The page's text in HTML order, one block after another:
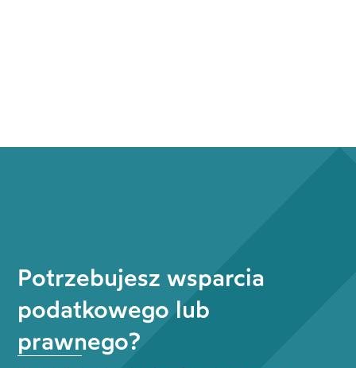
Potrzebujesz wsparcia
podatkowego lub
prawnego?